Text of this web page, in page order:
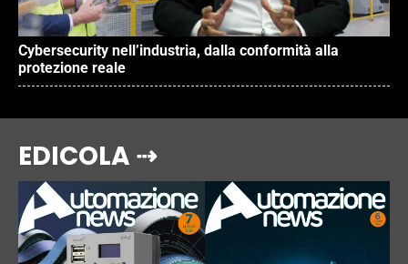
Cybersecurity nell’industria, dalla conformità alla
protezione reale
EDICOLA ⇢